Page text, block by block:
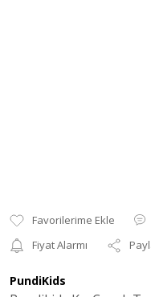
Fiyat Alarmı
PundiKids